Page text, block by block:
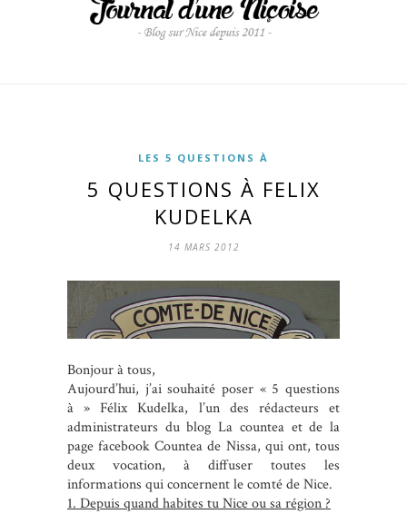
LES 5 QUESTIONS À
5 QUESTIONS À FELIX
KUDELKA
14 MARS 2012
Bonjour à tous,
Aujourd’hui, j’ai souhaité poser « 5 questions
à » Félix Kudelka, l’un des rédacteurs et
administrateurs du blog La countea et de la
page facebook Countea de Nissa, qui ont, tous
deux vocation, à diffuser toutes les
informations qui concernent le comté de Nice.
1. Depuis quand habites tu Nice ou sa région ?